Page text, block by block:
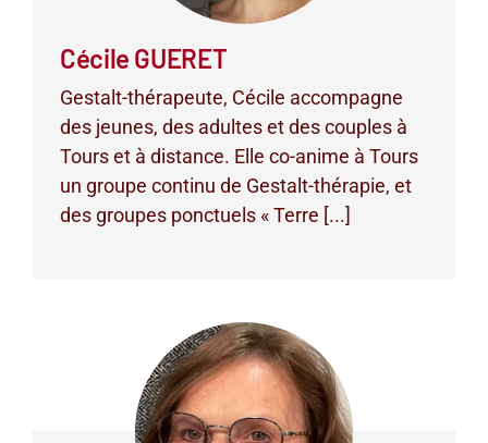
Cécile GUERET
Gestalt-thérapeute, Cécile accompagne
des jeunes, des adultes et des couples à
Tours et à distance. Elle co-anime à Tours
un groupe continu de Gestalt-thérapie, et
des groupes ponctuels « Terre [...]